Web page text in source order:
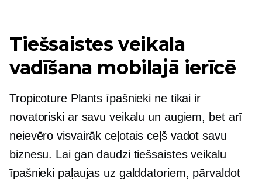
Tiešsaistes veikala
vadīšana mobilajā ierīcē
Tropicoture Plants īpašnieki ne tikai ir
novatoriski ar savu veikalu un augiem, bet arī
neievērovisvairāk ceļotais ceļšvadot savu
biznesu. Lai gan daudzi tiešsaistes veikalu
īpašnieki paļaujas uz galddatoriem, pārvaldot